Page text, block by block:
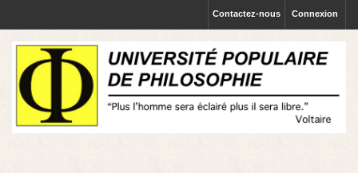
Connexion
Contactez-nous